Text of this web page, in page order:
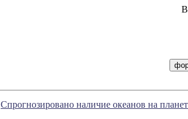
Спрогнозировано наличие океанов на